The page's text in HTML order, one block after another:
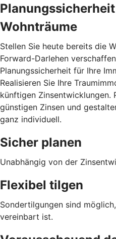
Wohnträume
Stellen Sie heute bereits die
Forward-Darlehen
Planungssicherheit für Ihre
Realisieren Sie Ihre
künftigen
günstigen Zinsen und
ganz individuell.
Sicher planen
Unabhängig von der
Flexibel tilgen
Sondertilgungen sind
vereinbart ist.